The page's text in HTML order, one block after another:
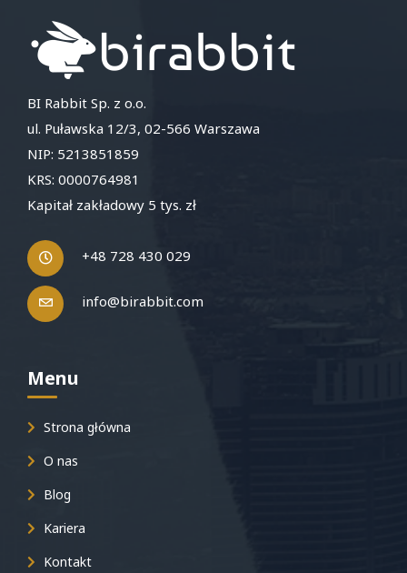
BI Rabbit Sp. z o.o.
ul. Puławska 12/3, 02-566 Warszawa
NIP: 5213851859
KRS: 0000764981
Kapitał zakładowy 5 tys. zł
+48 728 430 029
info@birabbit.com
Menu
Strona główna
O nas
Blog
Kariera
Kontakt